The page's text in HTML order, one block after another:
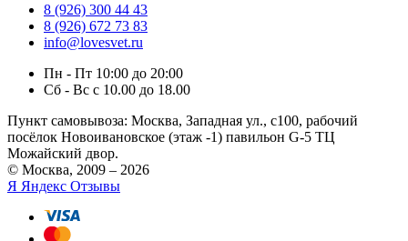
8 (926) 300 44 43
8 (926) 672 73 83
info@lovesvet.ru
Пн - Пт 10:00 до 20:00
Сб - Вс с 10.00 до 18.00
Пункт самовывоза: Москва, Западная ул., с100, рабочий
посёлок Новоивановское (этаж -1) павильон G-5 ТЦ
Можайский двор.
© Москва, 2009 – 2026
Я Яндекс Отзывы